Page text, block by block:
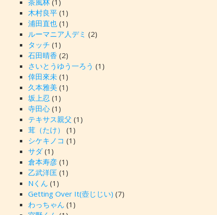
茶風林(1)
木村良平(1)
浦田直也(1)
ルーマニア人デミ (2)
タッチ (1)
石田晴香 (2)
さいとうゆう一ろう (1)
倖田來未(1)
久本雅美(1)
坂上忍 (1)
寺田心(1)
テキサス親父 (1)
茸（たけ）
(1)
シケキノコ (1)
サダ(1)
倉本寿彦(1)
乙武洋匡 (1)
Nくん (1)
Getting Over It(壺じじい) (7)
わっちゃん (1)